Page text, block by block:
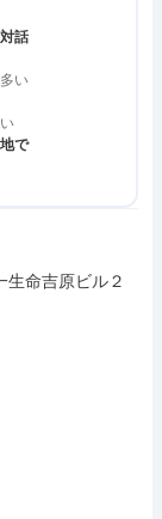
話
い
で
命吉原ビル２